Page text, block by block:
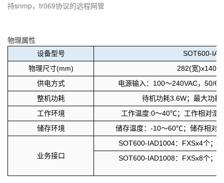
持snmp，tr069协议的远程网管
物理属性
设备型号
SOT600-
物理尺寸(mm)
282(宽)x140(
供电方式
电源输入：100～240VAC，50/
整机功耗
待机功耗3.6W；最大功耗
工作环境
工作温度:0～40℃；工作相对湿
储存环境
储存温度：-10～60℃；储存相对
业务接口
SOT600-IAD1004：FXSx4个；
SOT600-IAD1008：FXSx8个；